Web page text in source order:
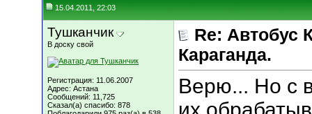
15.04.2011, 22:03
Тушканчик
В доску свой
Регистрация: 11.06.2007
Адрес: Астана
Сообщений: 11,725
Сказал(а) спасибо: 878
Re: Автобус
Караганда.
Верю... Но с